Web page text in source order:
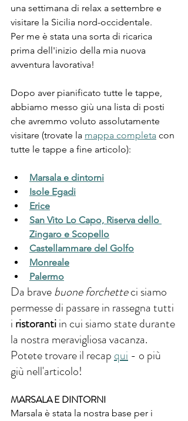
una settimana di relax a settembre e
visitare la Sicilia nord-occidentale.
Per me è stata una sorta di ricarica
prima dell'inizio della mia nuova
avventura lavorativa!
Dopo aver pianificato tutte le tappe,
abbiamo messo giù una lista di posti
che avremmo voluto assolutamente
visitare (trovate la mappa completa con
tutte le tappe a fine articolo):
Marsala e dintorni
Isole Egadi
Erice
San Vito Lo Capo, Riserva dello
Zingaro e Scopello
Castellammare del Golfo
Monreale
Palermo
Da brave buone forchette ci siamo
permesse di passare in rassegna tutti
i ristoranti in cui siamo state durante
la nostra meravigliosa vacanza.
Potete trovare il recap qui - o più
giù nell'articolo!
MARSALA E DINTORNI
Marsala è stata la nostra base per i